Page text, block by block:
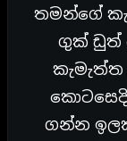
තමන්ගේ
ගුක් ඩුත්
කැමැත්ත
කොටසෙදි
ගන්න